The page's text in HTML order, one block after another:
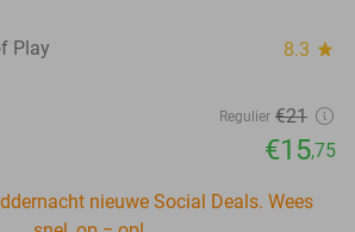
Play 8.3 star
Regulier €21
€15,75
nieuwe Social Deals. Wees